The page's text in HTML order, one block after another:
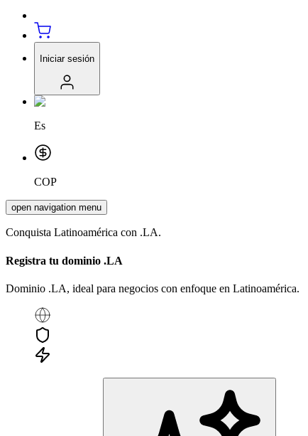
Iniciar sesión
Es
COP
open navigation menu
Conquista Latinoamérica con .LA.
Registra tu dominio .LA
Dominio .LA, ideal para negocios con enfoque en Latinoamérica.